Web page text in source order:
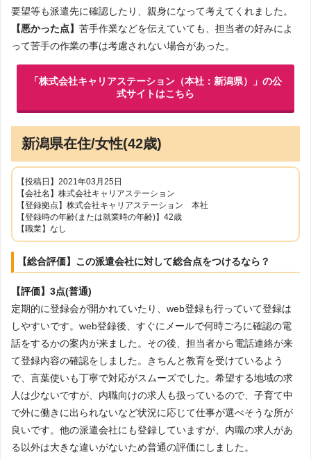
要望等も派遣先に確認したり、親身になって考えてくれました。
【悪かった点】 苦手作業などを伝えていても、担当者の好みによ
って苦手の作業の事は考慮されない場合があった。
「株式会社キャリアステーション（本社：新潟県）」の公
式サイトはこちら
新潟県在住/女性(42歳)
【投稿日】2021年03月25日
【会社名】株式会社キャリアステーション
【登録拠点】株式会社キャリアステーション 本社
【登録時の年齢(または就業時の年齢)】42歳
【職業】なし
【総合評価】この派遣会社に対して総合点をつけるなら？
【評価】3点(普通)
定期的に登録会が開かれていたり、web登録も行っていて登録は
しやすいです。web登録後、すぐにメールで何時ごろに確認の電
話をするかの案内が来ました。その後、担当者から電話連絡が来
て登録内容の確認をしました。きちんと教育を受けているよう
で、言葉使いも丁寧で対応がスムーズでした。希望する地域の求
人は少ないですが、内職向けの求人も扱っているので、子育て中
で外に働きに出られないなど状況に応じて仕事が選べそうな所が
良いです。他の派遣会社にも登録していますが、内職の求人があ
る以外は大きな違いがないため普通の評価にしました。